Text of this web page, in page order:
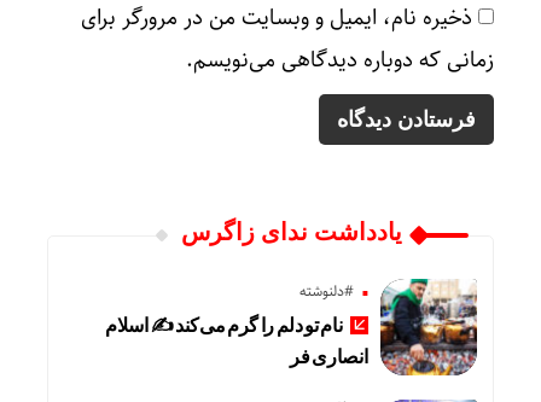
ذخیره نام، ایمیل و وبسایت من در مرورگر برای
زمانی که دوباره دیدگاهی می‌نویسم.
یادداشت ندای زاگرس
#دلنوشته
نام تو دلم را گرم می‌کند ✍️ اسلام
انصاری فر